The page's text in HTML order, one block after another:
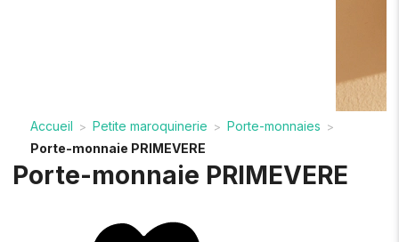
Accueil > Petite maroquinerie > Porte-monnaies >
Porte-monnaie PRIMEVERE
Porte-monnaie PRIMEVERE